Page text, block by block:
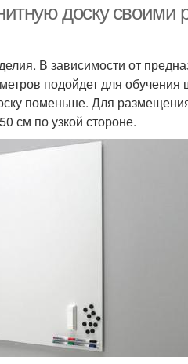
доску своими
В зависимости от
подойдет для обучения
поменьше. Для
см по узкой стороне.